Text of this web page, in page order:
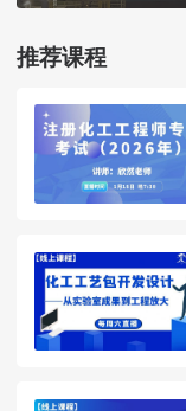
推荐课程